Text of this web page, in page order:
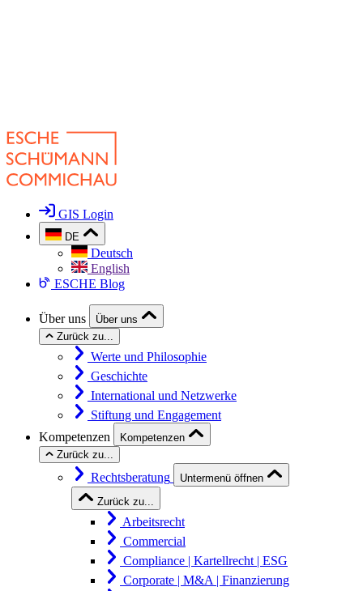
GIS Login
DE
Deutsch
English
ESCHE Blog
Über uns
Über uns
Zurück zu...
Werte und Philosophie
Geschichte
International und Netzwerke
Stiftung und Engagement
Kompetenzen
Kompetenzen
Zurück zu...
Rechtsberatung
Untermenü öffnen
Zurück zu...
Arbeitsrecht
Commercial
Compliance | Kartellrecht | ESG
Corporate | M&A | Finanzierung